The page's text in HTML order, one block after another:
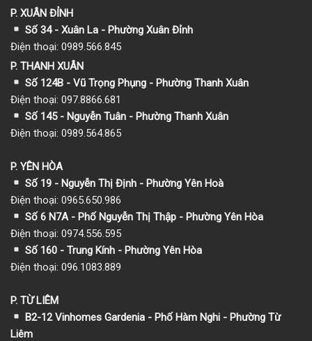
P. XUÂN ĐỈNH
Số 34 - Xuân La - Phường Xuân Đỉnh
Điện thoại: 0989.566.845
P. THANH XUÂN
Số 124B - Vũ Trọng Phụng - Phường Thanh Xuân
Điện thoại: 097.8866.681
Số 145 - Nguyễn Tuân - Phường Thanh Xuân
Điện thoại: 0989.564.865
P. YÊN HÒA
Số 19 - Nguyễn Thị Định - Phường Yên Hoà
Điện thoại: 0965.650.986
Số 6 N7A - Phố Nguyễn Thị Thập - Phường Yên Hòa
Điện thoại: 0974.556.595
Số 160 - Trung Kính - Phường Yên Hòa
Điện thoại: 096.1083.889
P. TỪ LIÊM
B2-12 Vinhomes Gardenia - Phố Hàm Nghi - Phường Từ
Liêm